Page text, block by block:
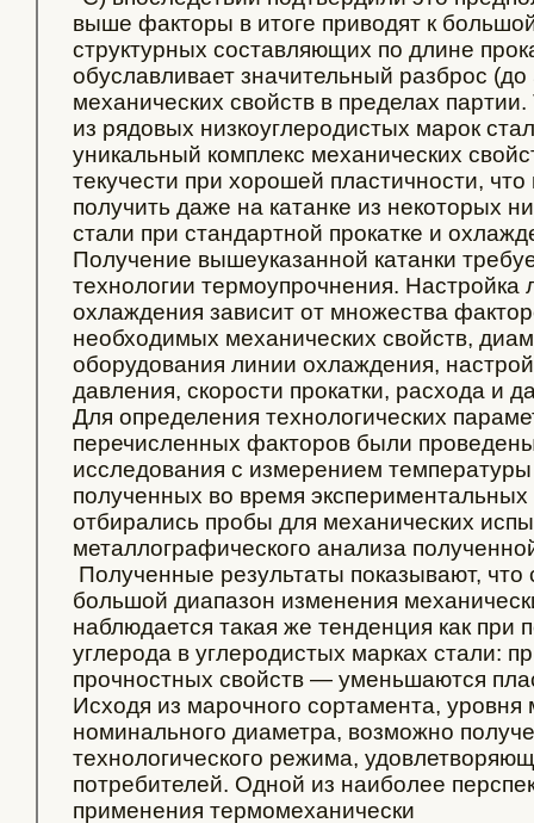
выше факторы в итоге приводят к
структурных составляющих по длине
обуславливает значительный разброс
механических свойств в пределах партии.
из рядовых низкоуглеродистых марок
уникальный комплекс механических
текучести при хорошей пластичности,
получить даже на катанке из некоторых
стали при стандартной прокатке и
Получение вышеуказанной катанки
технологии термоупрочнения. Настройка
охлаждения зависит от множества
необходимых механических свойств,
оборудования линии охлаждения,
давления, скорости прокатки, расхода и
Для определения технологических
перечисленных факторов были
исследования с измерением
полученных во время экспериментальных
отбирались пробы для механических
металлографического анализа
Полученные результаты показывают, что
большой диапазон изменения
наблюдается такая же тенденция как
углерода в углеродистых марках стали:
прочностных свойств — уменьшаются
Исходя из марочного сортамента, уровня
номинального диаметра, возможно
технологического режима,
потребителей. Одной из наиболее
применения термомеханически